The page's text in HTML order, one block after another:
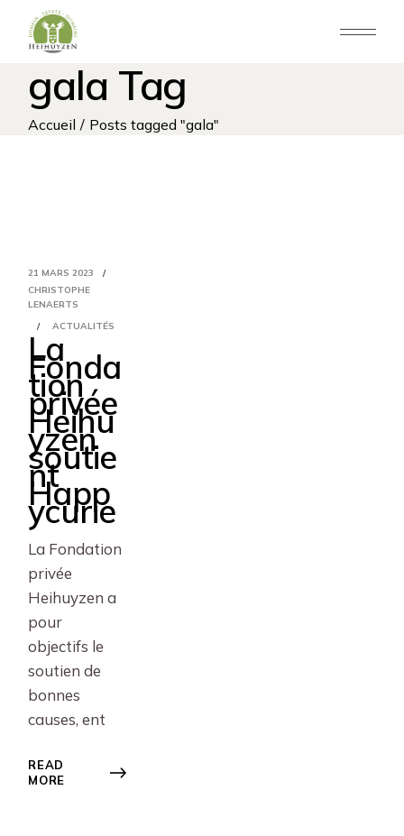
contenu
gala Tag
Accueil Posts tagged "gala"
21 MARS 2023
CHRISTOPHE
LENAERTS
ACTUALITÉS
La
Fonda
tion
privée
Heihu
yzen
soutie
nt
Happ
ycurie
La Fondation
privée
Heihuyzen a
pour
objectifs le
soutien de
bonnes
causes, ent
READ
MORE